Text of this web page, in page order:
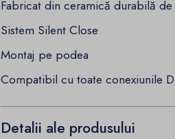
Fabricat din ceramică durabilă de
Sistem Silent Close
Montaj pe podea
Compatibil cutoate conexiunile
Detalii ale produsului